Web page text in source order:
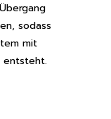
sodass
mit
entsteht.